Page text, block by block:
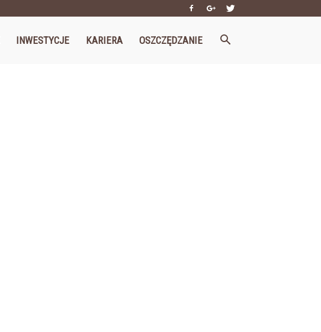
INWESTYCJE KARIERA OSZCZĘDZANIE